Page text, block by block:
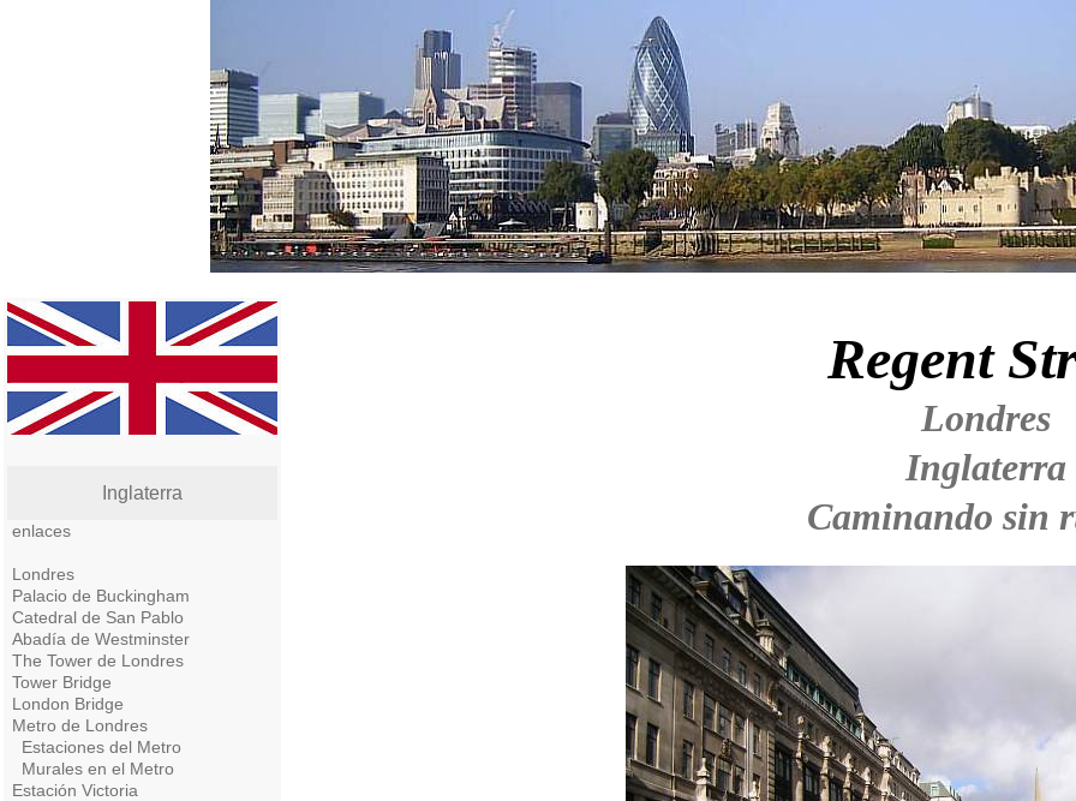
Inglaterra
enlaces
Londres
Palacio de Buckingham
Catedral de San Pablo
Abadía de Westminster
The Tower de Londres
Tower Bridge
London Bridge
Metro de Londres
Estaciones del Metro
Murales en el Metro
Estación Victoria
Regent
Londres
Inglaterra
Caminando sin